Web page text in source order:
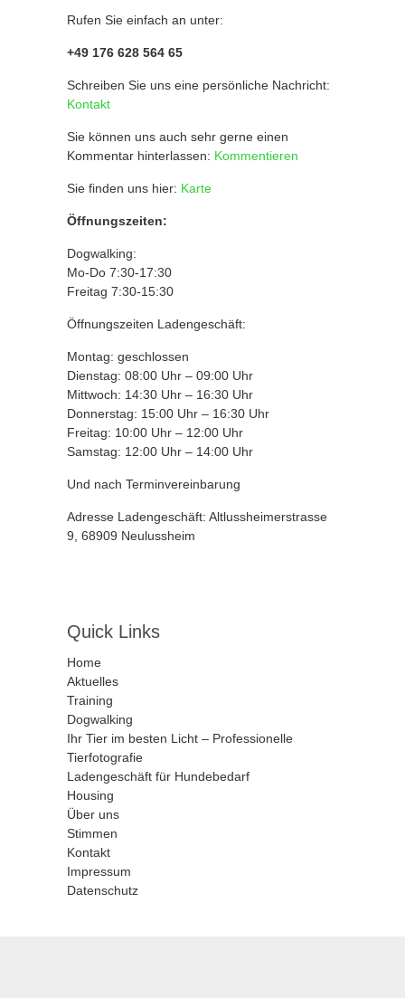
Rufen Sie einfach an unter:
+49 176 628 564 65
Schreiben Sie uns eine persönliche Nachricht:
Kontakt
Sie können uns auch sehr gerne einen
Kommentar hinterlassen: Kommentieren
Sie finden uns hier: Karte
Öffnungszeiten:
Dogwalking:
Mo-Do 7:30-17:30
Freitag 7:30-15:30
Öffnungszeiten Ladengeschäft:
Montag: geschlossen
Dienstag: 08:00 Uhr – 09:00 Uhr
Mittwoch: 14:30 Uhr – 16:30 Uhr
Donnerstag: 15:00 Uhr – 16:30 Uhr
Freitag: 10:00 Uhr – 12:00 Uhr
Samstag: 12:00 Uhr – 14:00 Uhr
Und nach Terminvereinbarung
Adresse Ladengeschäft: Altlussheimerstrasse
9, 68909 Neulussheim
Quick Links
Home
Aktuelles
Training
Dogwalking
Ihr Tier im besten Licht – Professionelle
Tierfotografie
Ladengeschäft für Hundebedarf
Housing
Über uns
Stimmen
Kontakt
Impressum
Datenschutz